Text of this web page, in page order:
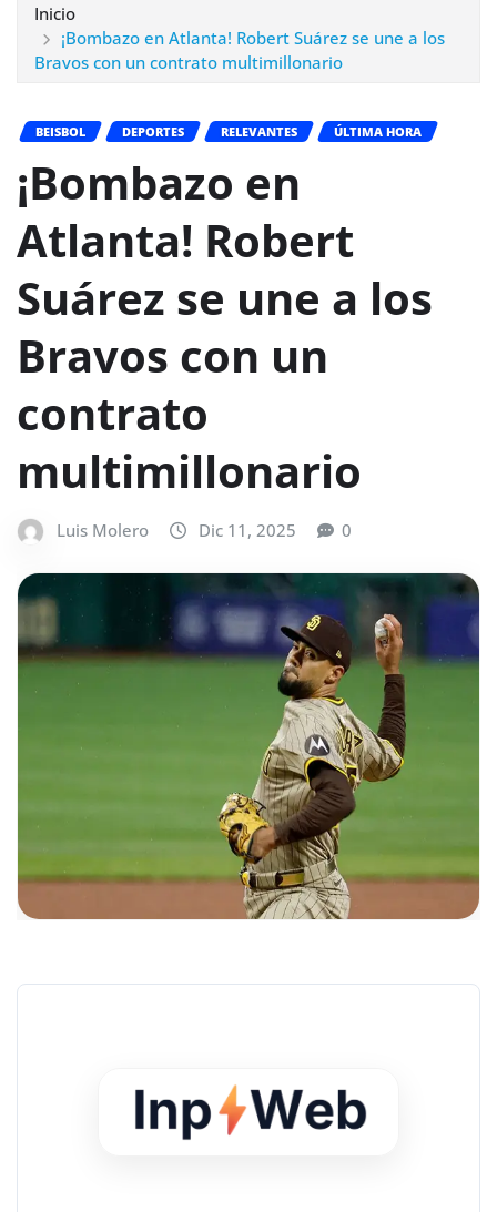
Inicio
¡Bombazo en Atlanta! Robert Suárez se une a los
Bravos con un contrato multimillonario
BEISBOL DEPORTES RELEVANTES ÚLTIMA HORA
¡Bombazo en
Atlanta! Robert
Suárez se une a los
Bravos con un
contrato
multimillonario
Luis Molero Dic 11, 2025 0